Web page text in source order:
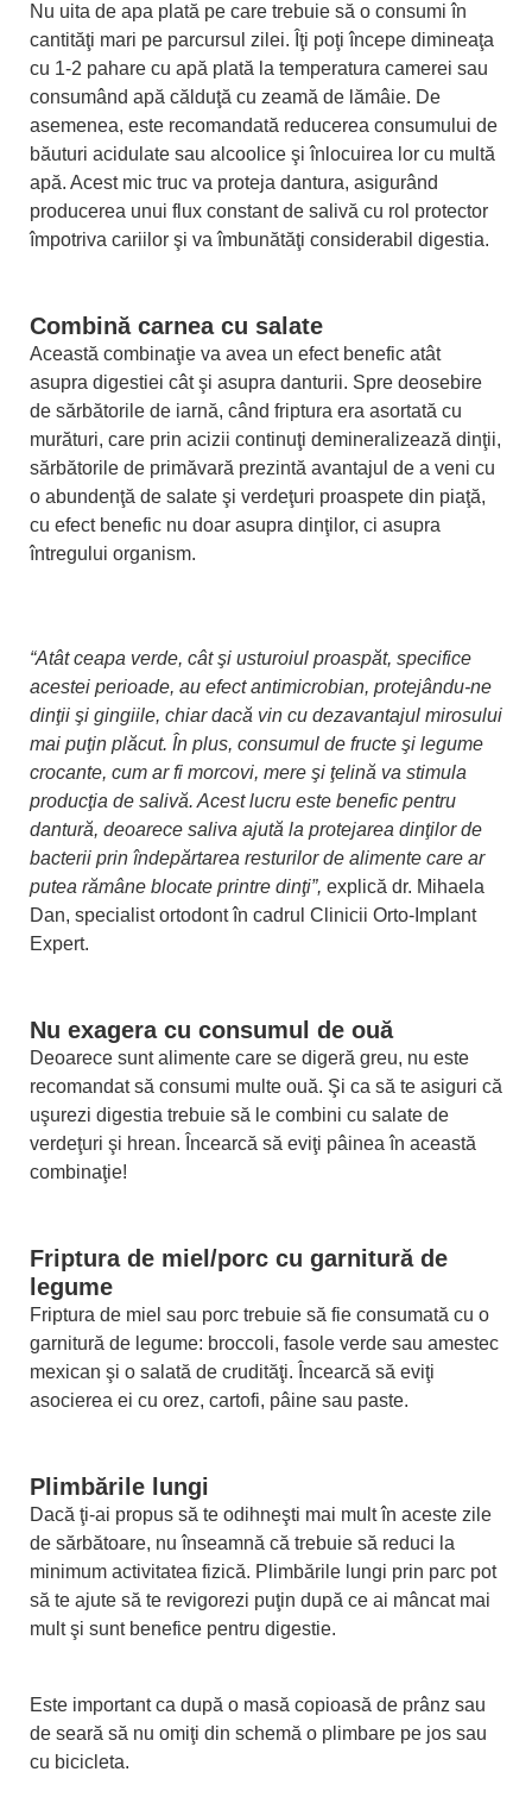
Nu uita de apa plată pe care trebuie să o consumi în
cantităţi mari pe parcursul zilei. Îţi poţi începe dimineaţa
cu 1-2 pahare cu apă plată la temperatura camerei sau
consumând apă călduţă cu zeamă de lămâie. De
asemenea, este recomandată reducerea consumului de
băuturi acidulate sau alcoolice şi înlocuirea lor cu multă
apă. Acest mic truc va proteja dantura, asigurând
producerea unui flux constant de salivă cu rol protector
împotriva cariilor şi va îmbunătăţi considerabil digestia.
Combină carnea cu salate
Această combinaţie va avea un efect benefic atât
asupra digestiei cât şi asupra danturii. Spre deosebire
de sărbătorile de iarnă, când friptura era asortată cu
murături, care prin acizii continuţi demineralizează dinţii,
sărbătorile de primăvară prezintă avantajul de a veni cu
o abundenţă de salate şi verdeţuri proaspete din piaţă,
cu efect benefic nu doar asupra dinţilor, ci asupra
întregului organism.
“Atât ceapa verde, cât şi usturoiul proaspăt, specifice
acestei perioade, au efect antimicrobian, protejându-ne
dinţii şi gingiile, chiar dacă vin cu dezavantajul mirosului
mai puţin plăcut. În plus, consumul de fructe şi legume
crocante, cum ar fi morcovi, mere şi ţelină va stimula
producţia de salivă. Acest lucru este benefic pentru
dantură, deoarece saliva ajută la protejarea dinţilor de
bacterii prin îndepărtarea resturilor de alimente care ar
putea rămâne blocate printre dinţi”, explică dr. Mihaela
Dan, specialist ortodont în cadrul Clinicii Orto-Implant
Expert.
Nu exagera cu consumul de ouă
Deoarece sunt alimente care se digeră greu, nu este
recomandat să consumi multe ouă. Şi ca să te asiguri că
uşurezi digestia trebuie să le combini cu salate de
verdeţuri şi hrean. Încearcă să eviţi pâinea în această
combinaţie!
Friptura de miel/porc cu garnitură de
legume
Friptura de miel sau porc trebuie să fie consumată cu o
garnitură de legume: broccoli, fasole verde sau amestec
mexican şi o salată de crudităţi. Încearcă să eviţi
asocierea ei cu orez, cartofi, pâine sau paste.
Plimbările lungi
Dacă ţi-ai propus să te odihneşti mai mult în aceste zile
de sărbătoare, nu înseamnă că trebuie să reduci la
minimum activitatea fizică. Plimbările lungi prin parc pot
să te ajute să te revigorezi puţin după ce ai mâncat mai
mult şi sunt benefice pentru digestie.
Este important ca după o masă copioasă de prânz sau
de seară să nu omiţi din schemă o plimbare pe jos sau
cu bicicleta.